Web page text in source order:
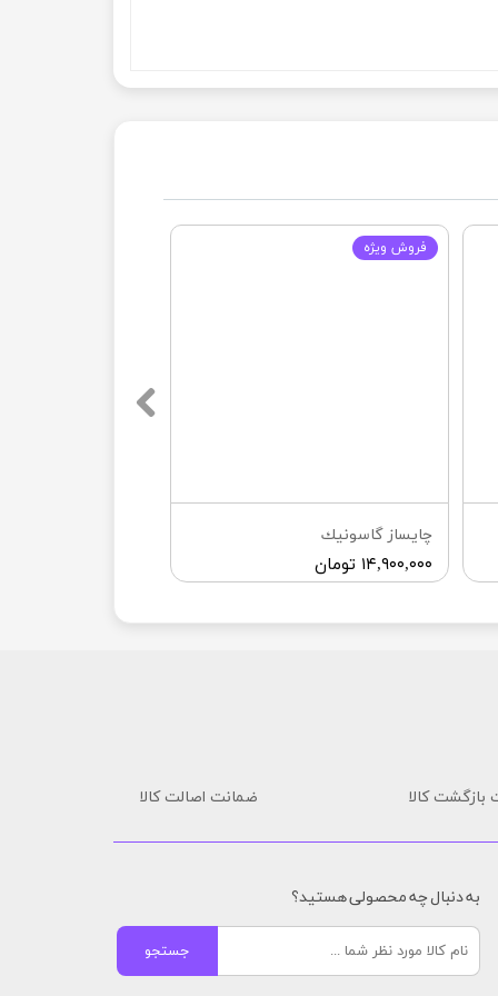
چايساز گاسونيك
۱۴,۹۰۰,۰۰۰ تومان
فروش ويژه
بازگشت کالا ضمانت اصالت کالا
به دنبال چه محصولی هستید؟
جستجو